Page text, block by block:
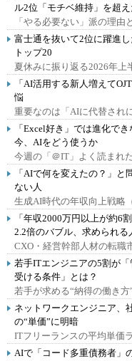
ル2位「モチベ維持」を超え
「やる必要ない」派の理由
富士通を抜いて2位に躍進
トップ20
夏休みに振り返る2026年上
「AI活用する新人増えて
悩
重要なのは「AIに代替され
「Excel好き」では進化で
今、AIをどう使うか
今週の「＠IT」よく読まれ
「AIで何を変えたの？」と
ない人
生成AI時代の年収向上戦略
「年収2000万円以上が約
2.2倍のバブル、求められる
CXO・経営幹部人材の転職
若手ITエンジニアの5割が
受ける条件」とは？
若手が求める“納得の働き方
ネットワークエンジニア、
の“単価”に明暗
ITフリーランスの平均単価
AIで「コード多重債務者